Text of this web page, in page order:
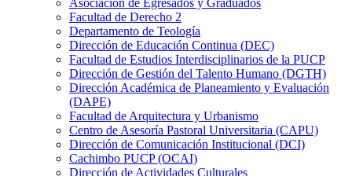
Asociación de Egresados y Graduados
Facultad de Derecho 2
Departamento de Teología
Dirección de Educación Continua (DEC)
Facultad de Estudios Interdisciplinarios de la PUCP
Dirección de Gestión del Talento Humano (DGTH)
Dirección Académica de Planeamiento y Evaluación
(DAPE)
Facultad de Arquitectura y Urbanismo
Centro de Asesoría Pastoral Universitaria (CAPU)
Dirección de Comunicación Institucional (DCI)
Cachimbo PUCP (OCAI)
Dirección de Actividades Culturales